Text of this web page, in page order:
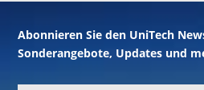
Abonnieren Sie den UniTech
Sonderangebote, Updates und